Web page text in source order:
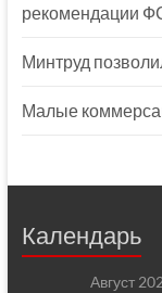
рекомендации
Минтруд
Малые
Календарь
Август